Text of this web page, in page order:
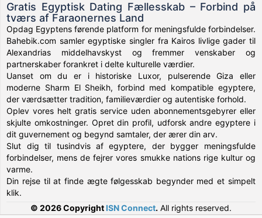
Gratis Egyptisk Dating Fællesskab – Forbind på
tværs af Faraonernes Land
Opdag Egyptens førende platform for meningsfulde forbindelser.
Bahebik.com samler egyptiske singler fra Kairos livlige gader til
Alexandrias middelhavskyst og fremmer venskaber og
partnerskaber forankret i delte kulturelle værdier.
Uanset om du er i historiske Luxor, pulserende Giza eller
moderne Sharm El Sheikh, forbind med kompatible egyptere,
der værdsætter tradition, familieværdier og autentiske forhold.
Oplev vores helt gratis service uden abonnementsgebyrer eller
skjulte omkostninger. Opret din profil, udforsk andre egyptere i
dit guvernement og begynd samtaler, der ærer din arv.
Slut dig til tusindvis af egyptere, der bygger meningsfulde
forbindelser, mens de fejrer vores smukke nations rige kultur og
varme.
Din rejse til at finde ægte følgesskab begynder med et simpelt
klik.
© 2026 Copyright ISN Connect. All rights reserved.